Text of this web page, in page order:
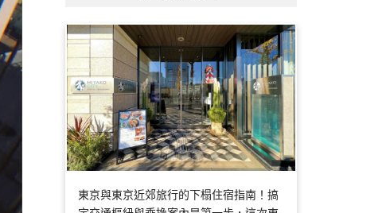
東京與東京近郊旅行的下榻住宿指南！搞